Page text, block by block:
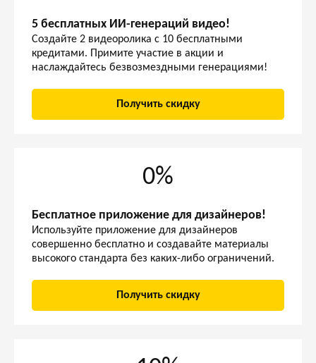
5 бесплатных ИИ-генераций видео!
Создайте 2 видеоролика с 10 бесплатными
кредитами. Примите участие в акции и
наслаждайтесь безвозмездными генерациями!
Получить скидку
0%
Бесплатное приложение для дизайнеров!
Используйте приложение для дизайнеров
совершенно бесплатно и создавайте материалы
высокого стандарта без каких-либо ограничений.
Получить скидку